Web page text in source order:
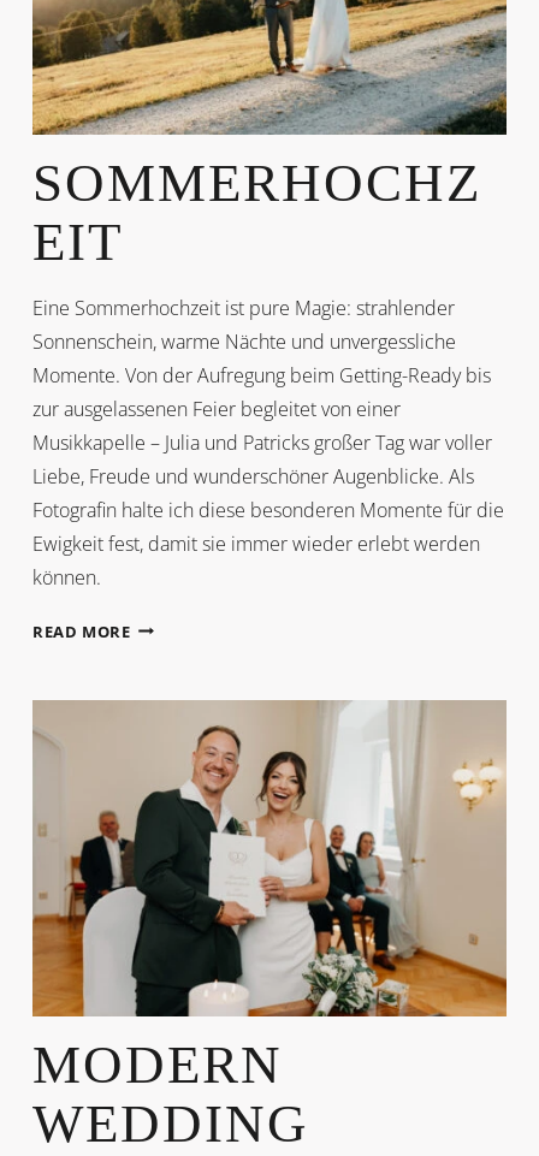
SOMMERHOCHZ
EIT
Eine Sommerhochzeit ist pure Magie: strahlender
Sonnenschein, warme Nächte und unvergessliche
Momente. Von der Aufregung beim Getting-Ready bis
zur ausgelassenen Feier begleitet von einer
Musikkapelle – Julia und Patricks großer Tag war voller
Liebe, Freude und wunderschöner Augenblicke. Als
Fotografin halte ich diese besonderen Momente für die
Ewigkeit fest, damit sie immer wieder erlebt werden
können.
READ MORESOMMERHOCHZEIT
MODERN
WEDDING